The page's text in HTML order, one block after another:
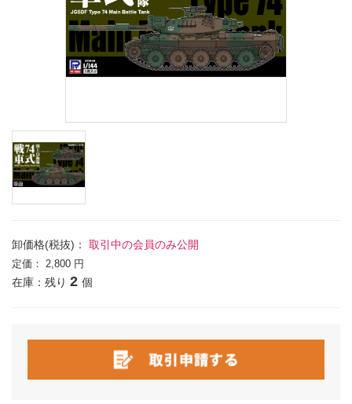
卸価格(税抜)： 取引中の会員のみ公開
定価： 2,800 円
在庫：残り 2 個